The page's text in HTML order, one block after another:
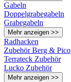
Gabeln
Doppelgrabegabeln
Grabegabeln
Mehr anzeigen >>
Radhacken
Zubehör Berg & Pico
Terrateck Zubehör
Lucko Zubehör
Mehr anzeigen >>